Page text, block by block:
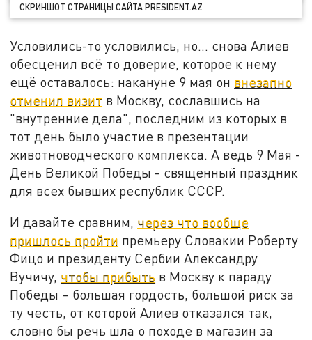
СКРИНШОТ СТРАНИЦЫ САЙТА PRESIDENT.AZ
Условились-то условились, но… снова Алиев
обесценил всё то доверие, которое к нему
ещё оставалось: накануне 9 мая он внезапно
отменил визит в Москву, сославшись на
"внутренние дела", последним из которых в
тот день было участие в презентации
животноводческого комплекса. А ведь 9 Мая -
День Великой Победы - священный праздник
для всех бывших республик СССР.
И давайте сравним, через что вообще
пришлось пройти премьеру Словакии Роберту
Фицо и президенту Сербии Александру
Вучичу, чтобы прибыть в Москву к параду
Победы – большая гордость, большой риск за
ту честь, от которой Алиев отказался так,
словно бы речь шла о походе в магазин за